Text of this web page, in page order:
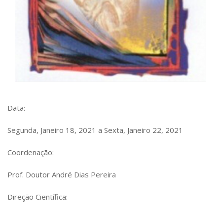
Data:
Segunda, Janeiro 18, 2021 a Sexta, Janeiro 22, 2021
Coordenação:
Prof. Doutor André Dias Pereira
Direção Científica: